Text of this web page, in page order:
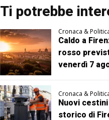
Ti potrebbe
Cronaca &
Caldo a
rosso
venerdì 7
Cronaca &
Nuovi
storico di